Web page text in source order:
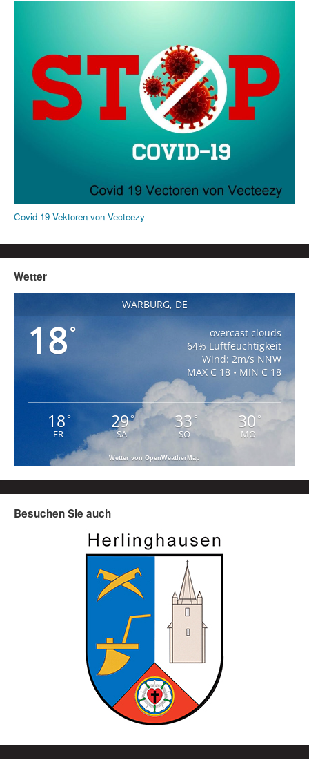
Covid 19 Vektoren von Vecteezy
Wetter
WARBURG, DE
18°
overcast clouds
64% Luftfeuchtigkeit
Wind: 2m/s NNW
MAX C 18 • MIN C 18
18°
FR
29°
SA
33°
SO
30 °
MO
Wetter von OpenWeatherMap
Besuchen Sie auch